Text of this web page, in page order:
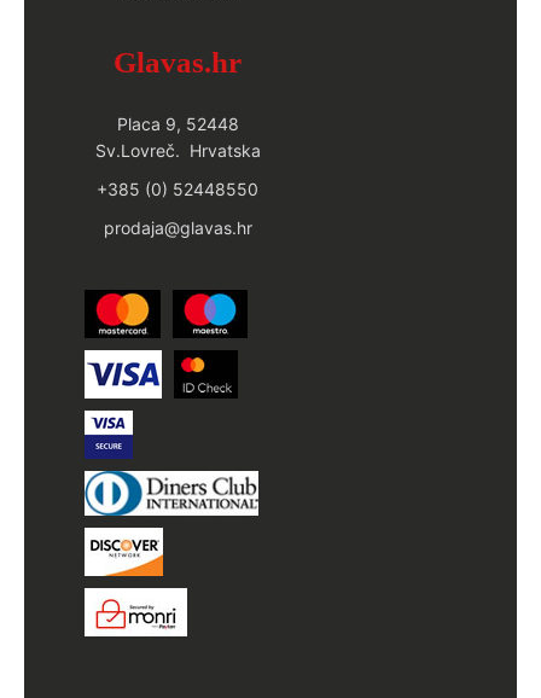
Glavas.hr
Placa 9, 52448
Sv.Lovreč. Hrvatska
+385 (0) 52448550
prodaja@glavas.hr